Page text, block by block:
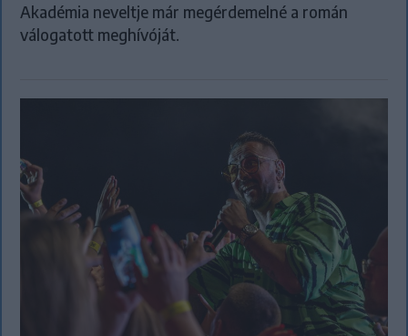
Akadémia neveltje már megérdemelné a román
válogatott meghívóját.